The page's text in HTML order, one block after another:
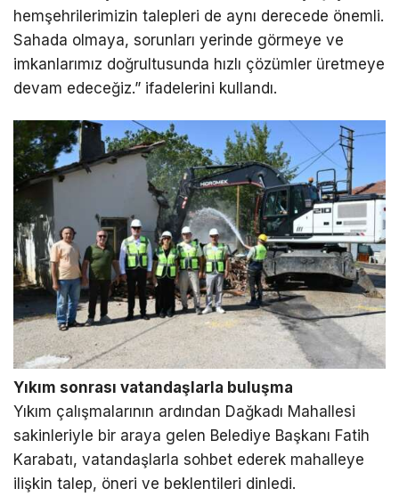
hemşehrilerimizin talepleri de aynı derecede önemli.
Sahada olmaya, sorunları yerinde görmeye ve
imkanlarımız doğrultusunda hızlı çözümler üretmeye
devam edeceğiz.” ifadelerini kullandı.
Yıkım sonrası vatandaşlarla buluşma
Yıkım çalışmalarının ardından Dağkadı Mahallesi
sakinleriyle bir araya gelen Belediye Başkanı Fatih
Karabatı, vatandaşlarla sohbet ederek mahalleye
ilişkin talep, öneri ve beklentileri dinledi.